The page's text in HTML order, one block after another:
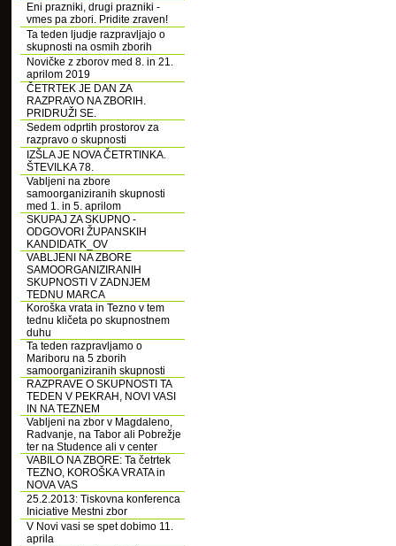
Eni prazniki, drugi prazniki -
vmes pa zbori. Pridite zraven!
Ta teden ljudje razpravljajo o
skupnosti na osmih zborih
Novičke z zborov med 8. in 21.
aprilom 2019
ČETRTEK JE DAN ZA
RAZPRAVO NA ZBORIH.
PRIDRUŽI SE.
Sedem odprtih prostorov za
razpravo o skupnosti
IZŠLA JE NOVA ČETRTINKA.
ŠTEVILKA 78.
Vabljeni na zbore
samoorganiziranih skupnosti
med 1. in 5. aprilom
SKUPAJ ZA SKUPNO -
ODGOVORI ŽUPANSKIH
KANDIDATK_OV
VABLJENI NA ZBORE
SAMOORGANIZIRANIH
SKUPNOSTI V ZADNJEM
TEDNU MARCA
Koroška vrata in Tezno v tem
tednu kličeta po skupnostnem
duhu
Ta teden razpravljamo o
Mariboru na 5 zborih
samoorganiziranih skupnosti
RAZPRAVE O SKUPNOSTI TA
TEDEN V PEKRAH, NOVI VASI
IN NA TEZNEM
Vabljeni na zbor v Magdaleno,
Radvanje, na Tabor ali Pobrežje
ter na Studence ali v center
VABILO NA ZBORE: Ta četrtek
TEZNO, KOROŠKA VRATA in
NOVA VAS
25.2.2013: Tiskovna konferenca
Iniciative Mestni zbor
V Novi vasi se spet dobimo 11.
aprila